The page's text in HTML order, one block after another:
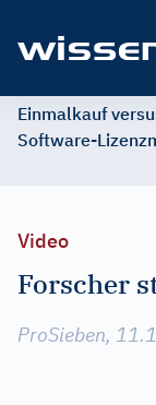
Einmalkauf
Software-
Video
Forscher
ProSieben,